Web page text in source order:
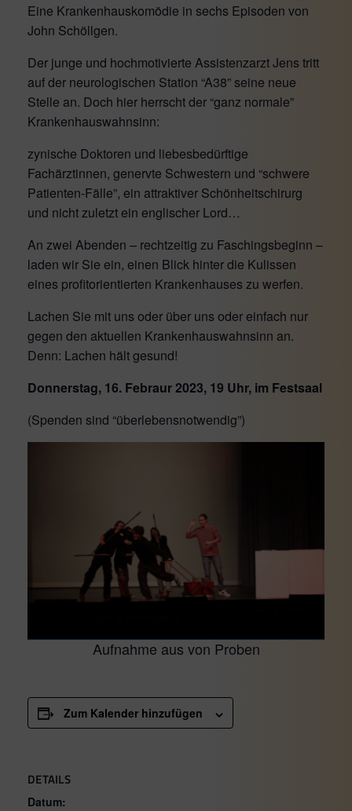
Eine Krankenhauskomödie in sechs Episoden von
John Schöllgen.
Der junge und hochmotivierte Assistenzarzt Jens tritt
auf der neurologischen Station “A38” seine neue
Stelle an. Doch hier herrscht der “ganz normale”
Krankenhauswahnsinn:
zynische Doktoren und liebesbedürftige
Fachärztinnen, genervte Schwestern und “schwere
Patienten-Fälle”, ein attraktiver Schönheitschirurg
und nicht zuletzt ein englischer Lord…
An zwei Abenden – rechtzeitig zu Faschingsbeginn –
laden wir Sie ein, einen Blick hinter die Kulissen
eines profitorientierten Krankenhauses zu werfen.
Lachen Sie mit uns oder über uns oder einfach nur
gegen den aktuellen Krankenhauswahnsinn an.
Denn: Lachen hält gesund!
Donnerstag, 16. Febraur 2023, 19 Uhr, im Festsaal
(Spenden sind “überlebensnotwendig”)
Aufnahme aus von Proben
Zum Kalender hinzufügen
DETAILS
Datum: